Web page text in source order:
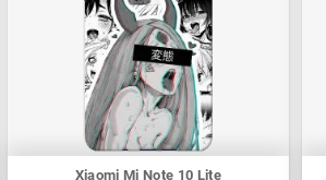
Xiaomi Mi Note 10 Lite